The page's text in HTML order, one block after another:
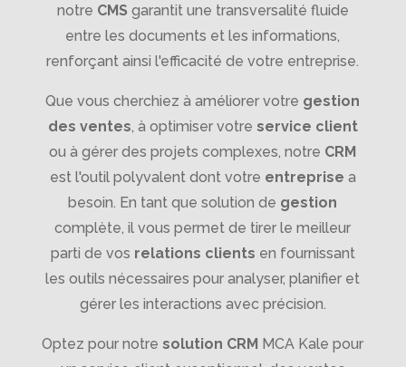
notre CMS garantit une transversalité fluide
entre les documents et les informations,
renforçant ainsi l'efficacité de votre entreprise.
Que vous cherchiez à améliorer votre gestion
des ventes, à optimiser votre service client
ou à gérer des projets complexes, notre CRM
est l'outil polyvalent dont votre entreprise a
besoin. En tant que solution de gestion
complète, il vous permet de tirer le meilleur
parti de vos relations clients en fournissant
les outils nécessaires pour analyser, planifier et
gérer les interactions avec précision.
Optez pour notresolution CRM MCA Kale pour